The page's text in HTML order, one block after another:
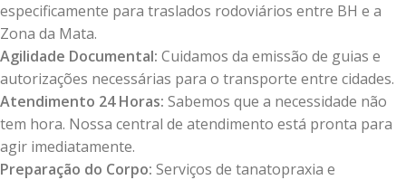
especificamente para traslados rodoviários entre BH e a
Zona da Mata.
Agilidade Documental: Cuidamos da emissão de guias e
autorizações necessárias para o transporte entre cidades.
Atendimento 24 Horas: Sabemos que a necessidade não
tem hora. Nossa central de atendimento está pronta para
agir imediatamente.
Preparação do Corpo: Serviços de tanatopraxia e